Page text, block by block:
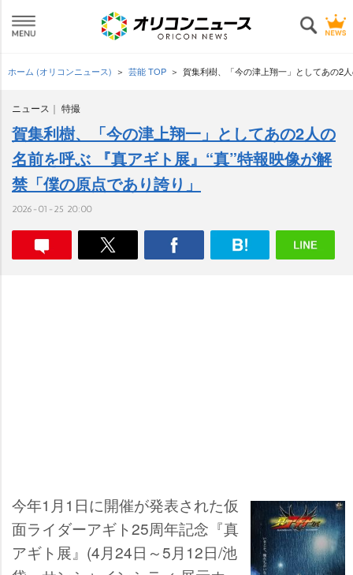
ホーム (オリコンニュース) 芸能 TOP 賀集利樹、「今の津上翔一」としてあの2
ニュース 特撮
賀集利樹、「今の津上翔一」としてあの2人の
名前を呼ぶ 『真アギト展』“真”特報映像が解
禁「僕の原点であり誇り」
2026-01-25 20:00
今年1月1日に開催が発表された仮
面ライダーアギト25周年記念『真
アギト展』(4月24日～5月12日/池